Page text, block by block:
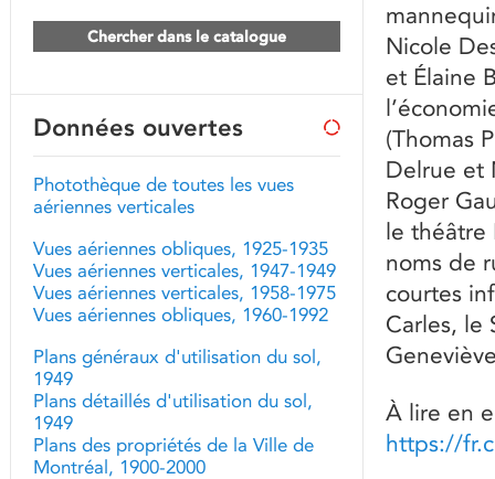
Nicole
et Élaine
(Thomas
Delrue et
Roger
le théâtre
noms de
courtes
Carles, le
À lire en
https://
Chercher dans le catalogue
Données ouvertes
Photothèque de toutes les vues
aériennes verticales
Vues aériennes obliques, 1925-1935
Vues aériennes verticales, 1947-1949
Vues aériennes verticales, 1958-1975
Vues aériennes obliques, 1960-1992
Plans généraux d'utilisation du sol,
1949
Plans détaillés d'utilisation du sol,
1949
Plans des propriétés de la Ville de
Montréal, 1900-2000